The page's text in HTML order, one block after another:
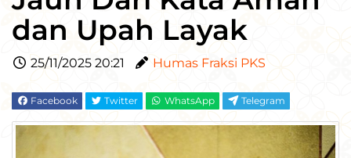
dan Upah Layak
25/11/2025 20:21 Humas Fraksi PKS
Facebook Twitter WhatsApp Telegram